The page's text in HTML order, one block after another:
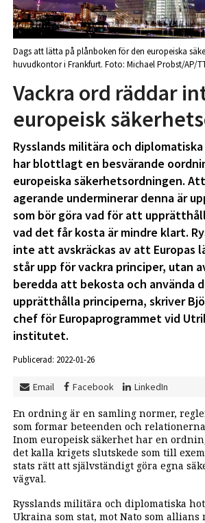
Dags att lätta på plånboken för den europeiska
huvudkontor i Frankfurt. Foto: Michael Probst/AP/
Vackra ord räddar
europeisk
Rysslands militära och
har blottlagt en besvärande
europeiska säkerhetsordningen.
agerande underminerar denna är
som bör göra vad för att
vad det får kosta är mindre klart.
inte att avskräckas av att Europas
står upp för vackra principer, utan
beredda att bekosta och använda
upprätthålla principerna, skriver
chef för Europaprogrammet vid
institutet.
Publicerad: 2022-01-26
Email Facebook LinkedIn
En ordning är en samling normer,
som formar beteenden och
Inom europeisk säkerhet har en
det kalla krigets slutskede som till
stats rätt att självständigt göra egna
vägval.
Rysslands militära och diplomatiska
Ukraina som stat, mot Nato som allians